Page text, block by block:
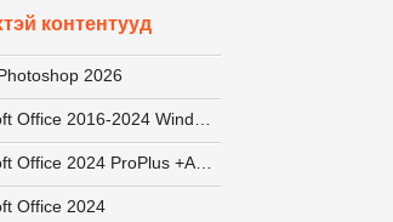
контентууд
2026
Office 2024